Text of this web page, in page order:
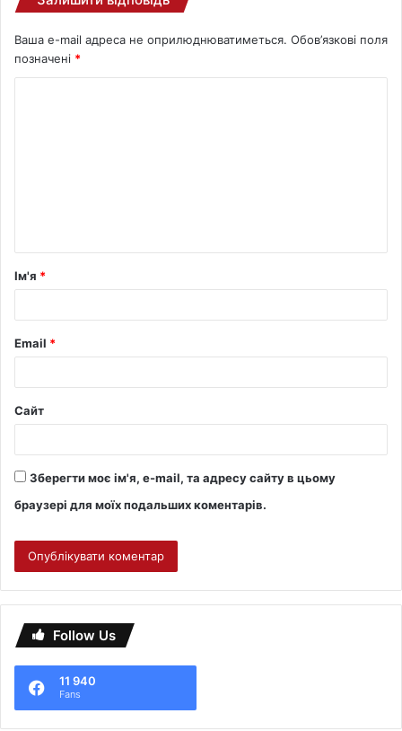
Ваша e-mail адреса не оприлюднюватиметься. Обов’язкові поля
позначені *
Ім'я *
Email *
Сайт
Зберегти моє ім'я, e-mail, та адресу сайту в цьому
браузері для моїх подальших коментарів.
Follow Us
11 940
Fans